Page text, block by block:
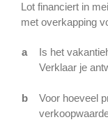
Lot financiert in
met overkapping
a
Is het
Verklaar je
b
Voor hoeveel